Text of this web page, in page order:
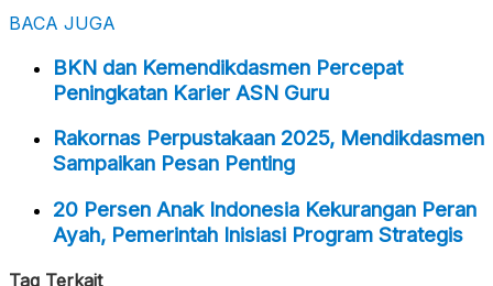
BACA JUGA
BKN dan Kemendikdasmen Percepat
Peningkatan Karier ASN Guru
Rakornas Perpustakaan 2025, Mendikdasmen
Sampaikan Pesan Penting
20 Persen Anak Indonesia Kekurangan Peran
Ayah, Pemerintah Inisiasi Program Strategis
Tag Terkait